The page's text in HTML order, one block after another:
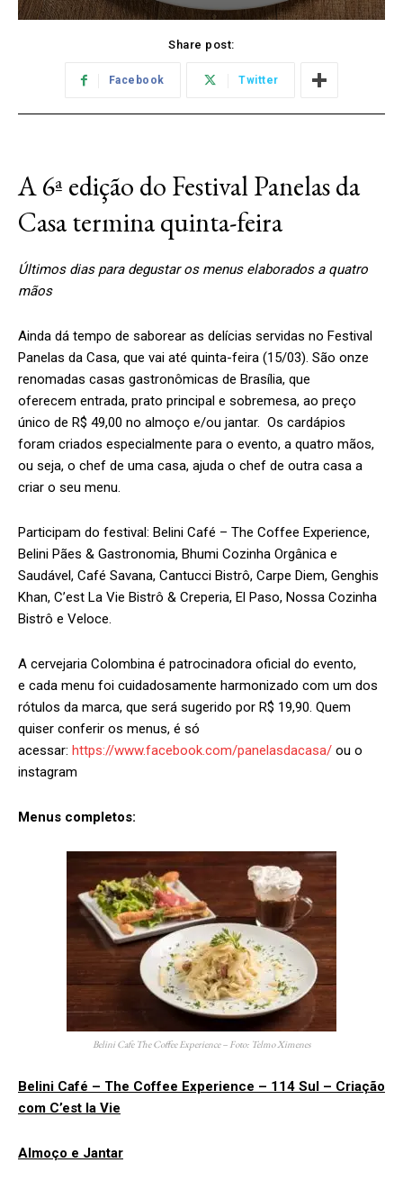
Share post:
Facebook Twitter
A 6ª edição do Festival Panelas da
Casa termina quinta-feira
Últimos dias para degustar os menus elaborados a quatro
mãos
Ainda dá tempo de saborear as delícias servidas no Festival
Panelas da Casa, que vai até quinta-feira (15/03). São onze
renomadas casas gastronômicas de Brasília, que
oferecem entrada, prato principal e sobremesa, ao preço
único de R$ 49,00 no almoço e/ou jantar. Os cardápios
foram criados especialmente para o evento, a quatro mãos,
ou seja, o chef de uma casa, ajuda o chef de outra casa a
criar o seu menu.
Participam do festival: Belini Café – The Coffee Experience,
Belini Pães & Gastronomia, Bhumi Cozinha Orgânica e
Saudável, Café Savana, Cantucci Bistrô, Carpe Diem, Genghis
Khan, C’est La Vie Bistrô & Creperia, El Paso, Nossa Cozinha
Bistrô e Veloce.
A cervejaria Colombina é patrocinadora oficial do evento,
e cada menu foi cuidadosamente harmonizado com um dos
rótulos da marca, que será sugerido por R$ 19,90. Quem
quiser conferir os menus, é só
acessar: https://www.facebook.com/panelasdacasa/ ou o
instagram
Menus completos:
Belini Cafe The Coffee Experience – Foto: Telmo Ximenes
Belini Café – The Coffee Experience – 114 Sul – Criação
com C’est la Vie
Almoço e Jantar